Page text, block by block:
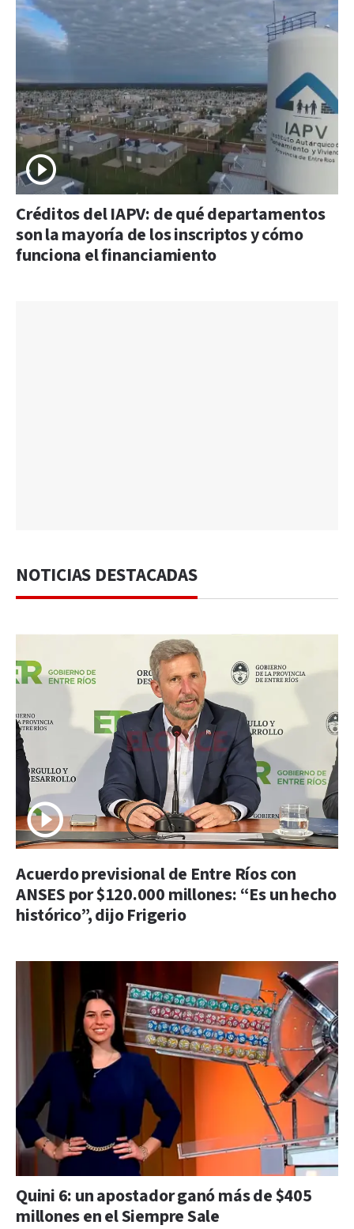
Créditos del IAPV: de qué departamentos
son la mayoría de los inscriptos y cómo
funciona el financiamiento
NOTICIAS DESTACADAS
Acuerdo previsional de Entre Ríos con
ANSES por $120.000 millones: “Es un hecho
histórico”, dijo Frigerio
Quini 6: un apostador ganó más de $405
millones en el Siempre Sale